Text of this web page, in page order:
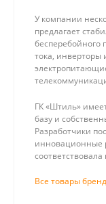
У компании
предлагает
бесперебойного
тока, инверторы
ГК «Штиль»
базу и
Разработчики
инновационные
Все товары